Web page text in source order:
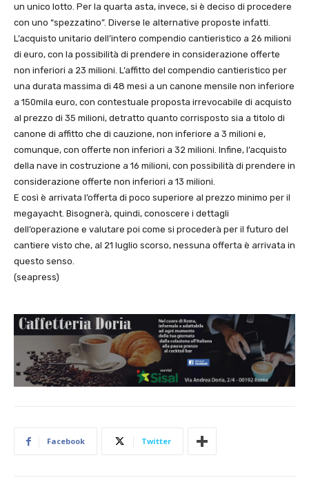
un unico lotto. Per la quarta asta, invece, si è deciso di procedere
con uno “spezzatino”. Diverse le alternative proposte infatti.
L’acquisto unitario dell’intero compendio cantieristico a 26 milioni
di euro, con la possibilità di prendere in considerazione offerte
non inferiori a 23 milioni. L’affitto del compendio cantieristico per
una durata massima di 48 mesi a un canone mensile non inferiore
a 150mila euro, con contestuale proposta irrevocabile di acquisto
al prezzo di 35 milioni, detratto quanto corrisposto sia a titolo di
canone di affitto che di cauzione, non inferiore a 3 milioni e,
comunque, con offerte non inferiori a 32 milioni. Infine, l’acquisto
della nave in costruzione a 16 milioni, con possibilità di prendere in
considerazione offerte non inferiori a 13 milioni.
E così è arrivata l’offerta di poco superiore al prezzo minimo per il
megayacht. Bisognerà, quindi, conoscere i dettagli
dell’operazione e valutare poi come si procederà per il futuro del
cantiere visto che, al 21 luglio scorso, nessuna offerta è arrivata in
questo senso.
(seapress)
Facebook Twitter